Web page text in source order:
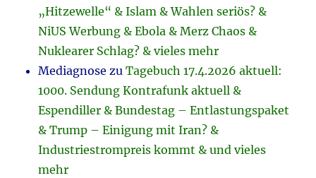
„Hitzewelle“ & Islam & Wahlen seriös? &
NiUS Werbung & Ebola & Merz Chaos &
Nuklearer Schlag? & vieles mehr
Mediagnose zuTagebuch 17.4.2026 aktuell:
1000. Sendung Kontrafunk aktuell &
Espendiller & Bundestag – Entlastungspaket
& Trump – Einigung mit Iran? &
Industriestrompreis kommt & und vieles
mehr